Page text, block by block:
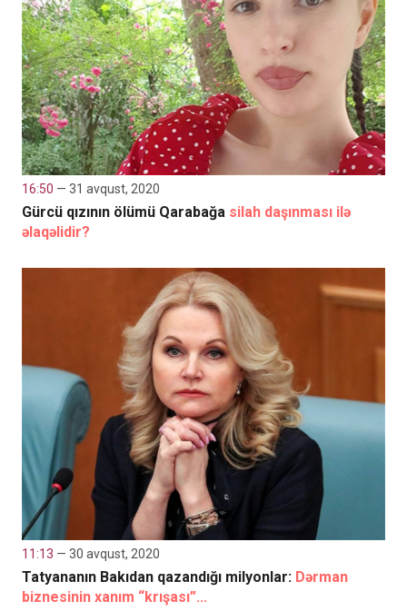
16:50 — 31 avqust, 2020
Gürcü qızının ölümü Qarabağa silah daşınması ilə
əlaqəlidir?
11:13 — 30 avqust, 2020
Tatyananın Bakıdan qazandığı milyonlar: Dərman
biznesinin xanım “krışası”...